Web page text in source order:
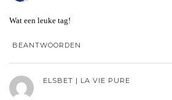
Wat een leuke tag!
BEANTWOORDEN
ELSBET | LA VIE PURE